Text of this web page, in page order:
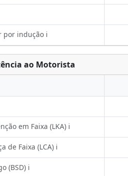
indução ℹ️
ao Motorista
em Faixa (LKA) ℹ️
de Faixa (LCA) ℹ️
(BSD) ℹ️